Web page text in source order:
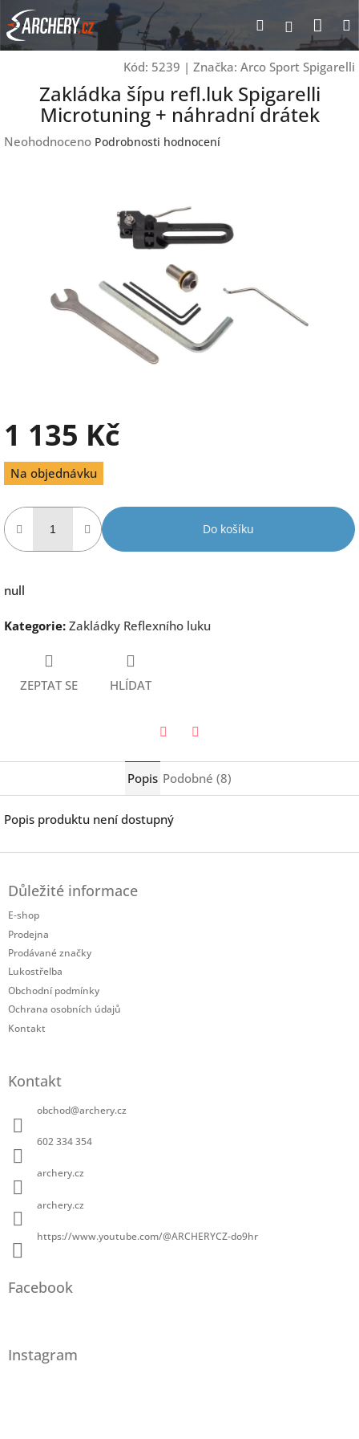
Přejít
na
obsah
Hledat
Kód: 5239 | Značka: Arco Sport Spigarelli
Zakládka šípu refl.luk Spigarelli
Microtuning + náhradní drátek
Průměrné
Neohodnoceno Podrobnosti hodnocení
1 135 Kč
Měrná
cena:
Na objednávku
Do košíku
null
Kategorie: Zakládky Reflexního luku
ZEPTAT SE HLÍDAT
Popis Podobné (8)
Popis produktu není dostupný
Důležité informace
E-shop
Prodejna
Prodávané značky
Lukostřelba
Obchodní podmínky
Ochrana osobních údajů
Kontakt
Kontakt
obchod@archery.cz
602 334 354
archery.cz
archery.cz
https://www.youtube.com/@ARCHERYCZ-do9hr
Facebook
Instagram